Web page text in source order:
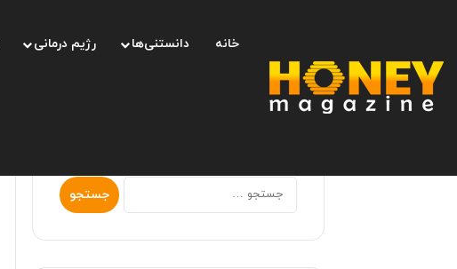
خانه دانستنی‌ها رژیم درمانی
جستجو
برای: